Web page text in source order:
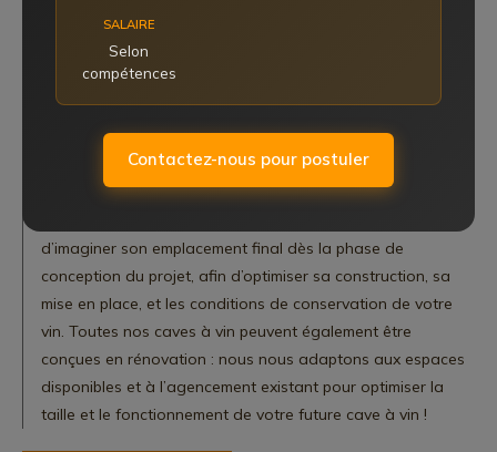
usages qui guideront nos équipes dans la conception
N’hésitez pas à prendre contact avec nos équipes pour
nous donner tous les détails de votre projet. En
d’imaginer son emplacement final dès la phase de
conception du projet, afin d’optimiser sa construction, sa
mise en place, et les conditions de conservation de votre
vin. Toutes nos caves à vin peuvent également être
conçues en rénovation : nous nous adaptons aux espaces
disponibles et à l’agencement existant pour optimiser la
taille et le fonctionnement de votre future cave à vin !
SALAIRE
Selon
compétences
Contactez-nous pour postuler